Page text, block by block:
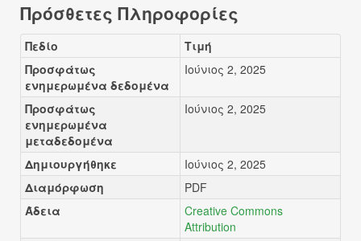
Πρόσθετες Πληροφορίες
Πεδίο
Τιμή
Προσφάτως
ενημερωμένα δεδομένα
Ιούνιος 2, 2025
Προσφάτως
ενημερωμένα
μεταδεδομένα
Ιούνιος 2, 2025
Δημιουργήθηκε
Ιούνιος 2, 2025
Διαμόρφωση
PDF
Άδεια
Creative Commons
Attribution